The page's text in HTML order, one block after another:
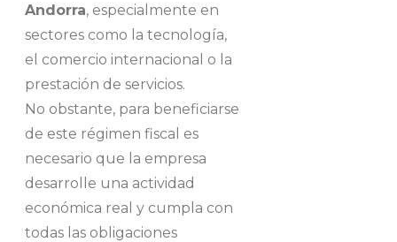
Andorra, especialmente en
sectores como la tecnología,
el comercio internacional o la
prestación de servicios.
No obstante, para beneficiarse
de este régimen fiscal es
necesario que la empresa
desarrolle una actividad
económica real y cumpla con
todas las obligaciones